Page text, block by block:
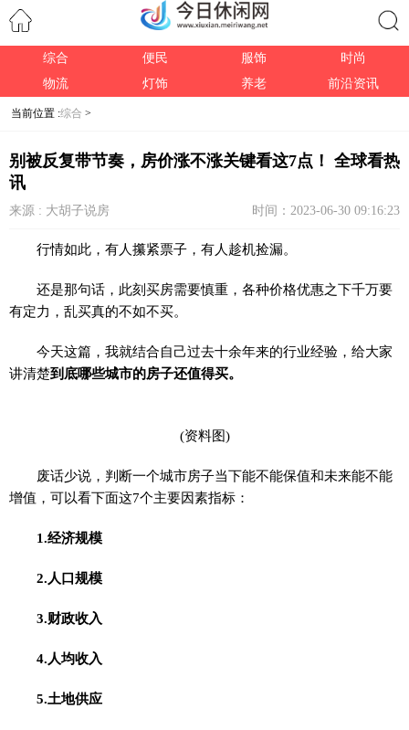
综合 便民 服饰
时尚
物流
灯饰 养老 前沿资讯
当前位置 :综合 >
别被反复带节奏，房价涨不涨关键看这7点！ 全球看热
讯
来源 : 大胡子说房 时间：2023-06-30 09:16:23
行情如此，有人攥紧票子，有人趁机捡漏。
还是那句话，此刻买房需要慎重，各种价格优惠之下千万要
有定力，乱买真的不如不买。
今天这篇，我就结合自己过去十余年来的行业经验，给大家
讲清楚到底哪些城市的房子还值得买。
(资料图)
废话少说，判断一个城市房子当下能不能保值和未来能不能
增值，可以看下面这7个主要因素指标：
1.经济规模
2.人口规模
3.财政收入
4.人均收入
5.土地供应